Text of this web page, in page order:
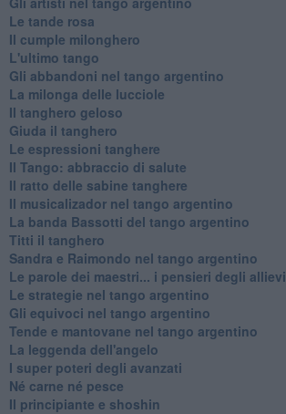
Le tande rosa
Il cumple milonghero
L'ultimo tango
Gli abbandoni nel tango argentino
La milonga delle lucciole
Il tanghero geloso
Giuda il tanghero
Le espressioni tanghere
Il Tango: abbraccio di salute
Il ratto delle sabine tanghere
Il musicalizador nel tango argentino
La banda Bassotti del tango argentino
Titti il tanghero
Sandra e Raimondo nel tango argentino
Le parole dei maestri... i pensieri degli allievi
Le strategie nel tango argentino
Gli equivoci nel tango argentino
Tende e mantovane nel tango argentino
La leggenda dell'angelo
I super poteri degli avanzati
​Né carne né pesce
Il principiante e shoshin